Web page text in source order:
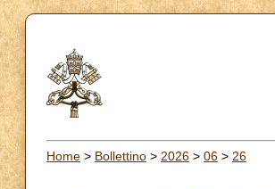
Home > Bollettino > 2026 > 06 > 26